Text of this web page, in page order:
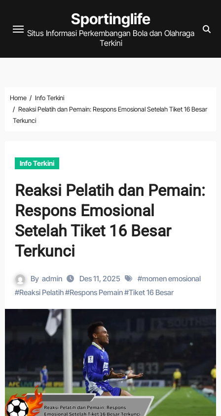
content
Sportinglife
Situs Informasi Perkembangan Bola dan Olahraga
Terkini
Home
Info Terkini
Reaksi Pelatih dan Pemain: Respons Emosional Setelah Tiket 16 Besar
Terkunci
Info Terkini
Reaksi Pelatih dan Pemain:
Respons Emosional
Setelah Tiket 16 Besar
Terkunci
By admin Des 11, 2025 #momen emosional
#Reaksi Pelatih#Respons Pemain#Tiket 16 Besar